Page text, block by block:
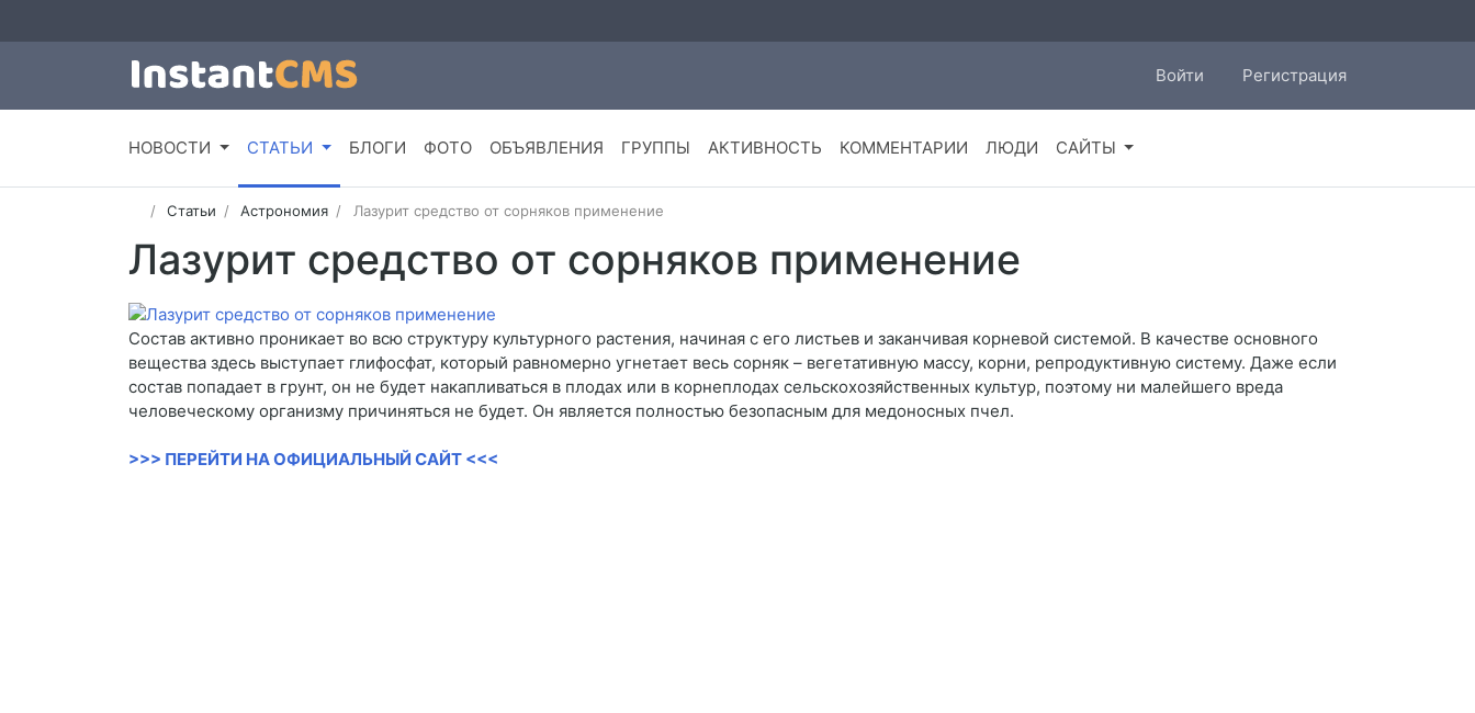
Войти Регистрация
НОВОСТИ СТАТЬИ БЛОГИ ФОТО ОБЪЯВЛЕНИЯ ГРУППЫ АКТИВНОСТЬ КОММЕНТАРИИ ЛЮДИ САЙТЫ
Статьи Астрономия Лазурит средство от сорняков применение
Лазурит средство от сорняков применение
Состав активно проникает во всю структуру культурного растения, начиная с его листьев и заканчивая корневой системой. В качестве основного
вещества здесь выступает глифосфат, который равномерно угнетает весь сорняк – вегетативную массу, корни, репродуктивную систему. Даже если
состав попадает в грунт, он не будет накапливаться в плодах или в корнеплодах сельскохозяйственных культур, поэтому ни малейшего вреда
человеческому организму причиняться не будет. Он является полностью безопасным для медоносных пчел.
>>> ПЕРЕЙТИ НА ОФИЦИАЛЬНЫЙ САЙТ <<<